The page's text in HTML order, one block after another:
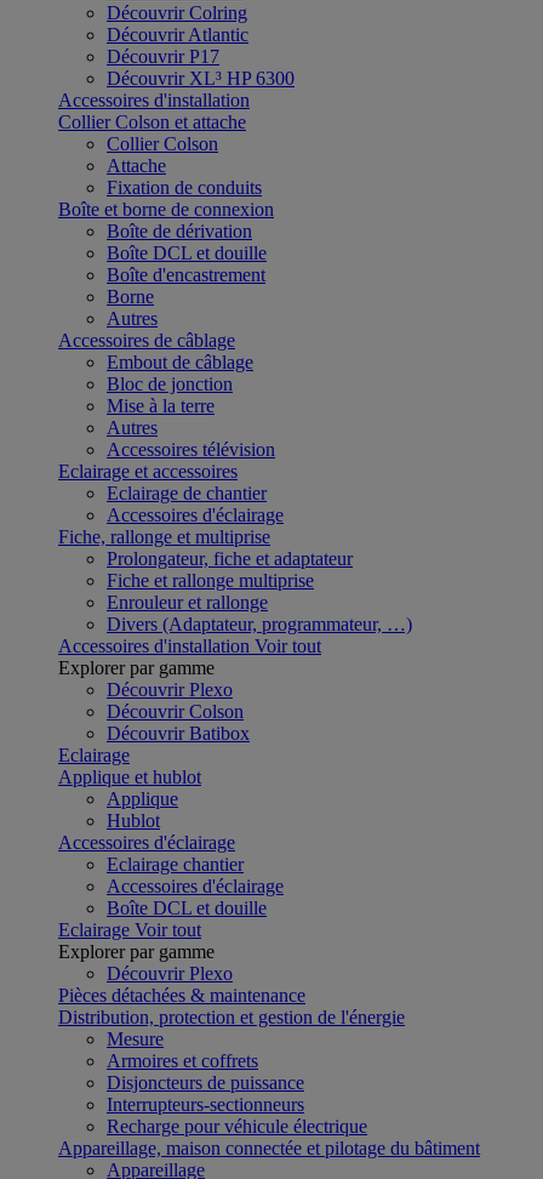
Découvrir Colring
Découvrir Atlantic
Découvrir P17
Découvrir XL³ HP 6300
Accessoires d'installation
Collier Colson et attache
Collier Colson
Attache
Fixation de conduits
Boîte et borne de connexion
Boîte de dérivation
Boîte DCL et douille
Boîte d'encastrement
Borne
Autres
Accessoires de câblage
Embout de câblage
Bloc de jonction
Mise à la terre
Autres
Accessoires télévision
Eclairage et accessoires
Eclairage de chantier
Accessoires d'éclairage
Fiche, rallonge et multiprise
Prolongateur, fiche et adaptateur
Fiche et rallonge multiprise
Enrouleur et rallonge
Divers (Adaptateur, programmateur, …)
Accessoires d'installation Voir tout
Explorer par gamme
Découvrir Plexo
Découvrir Colson
Découvrir Batibox
Eclairage
Applique et hublot
Applique
Hublot
Accessoires d'éclairage
Eclairage chantier
Accessoires d'éclairage
Boîte DCL et douille
Eclairage Voir tout
Explorer par gamme
Découvrir Plexo
Pièces détachées & maintenance
Distribution, protection et gestion de l'énergie
Mesure
Armoires et coffrets
Disjoncteurs de puissance
Interrupteurs-sectionneurs
Recharge pour véhicule électrique
Appareillage, maison connectée et pilotage du bâtiment
Appareillage